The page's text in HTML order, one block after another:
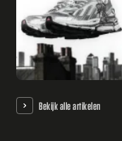
Bekijk alle artikelen